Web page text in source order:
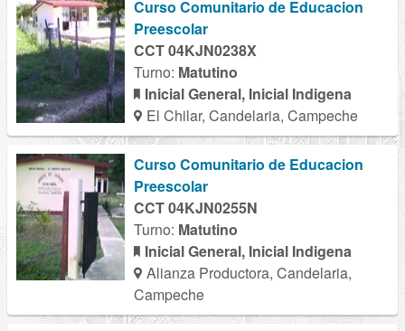
Curso Comunitario de Educacion
Preescolar
CCT 04KJN0238X
Turno: Matutino
Inicial General, Inicial Indigena
El Chilar, Candelaria, Campeche
Curso Comunitario de Educacion
Preescolar
CCT 04KJN0255N
Turno: Matutino
Inicial General, Inicial Indigena
Alianza Productora, Candelaria,
Campeche